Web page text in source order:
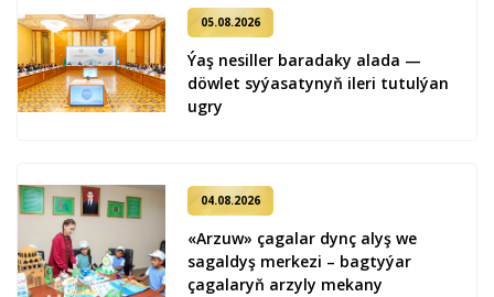
05.08.2026
Ýaş ne­sil­ler ba­ra­da­ky ala­da —
döw­let sy­ýa­sa­ty­nyň ile­ri tu­tul­ýan
ug­ry
04.08.2026
«Arzuw» çagalar dynç alyş we
sagaldyş merkezi – bagtyýar
çagalaryň arzyly mekany